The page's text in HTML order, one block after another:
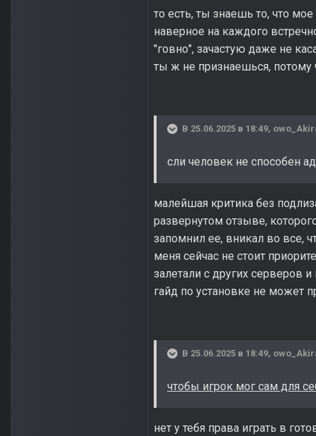
то есть, ты знаешь то, что
наверное на каждого
"говно", зачастую даже не
ты ж не признаешься, потому
В 25.06.2025 в 18:49,
сли человек не способен
малейшая критика без
развернутом отзыве,
запомнил ее, вникал во все,
меня сейчас не стоит
залетали с других серверов
гайд по установке не может
В 25.06.2025 в 18:49,
чтобы игрок мог сам для
нет у тебя права играть в